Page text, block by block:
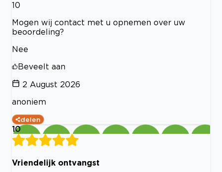
10
Mogen wij contact met u opnemen over uw
beoordeling?
Nee
Beveelt aan
2 August 2026
anoniem
delen
10
Vriendelijk ontvangst